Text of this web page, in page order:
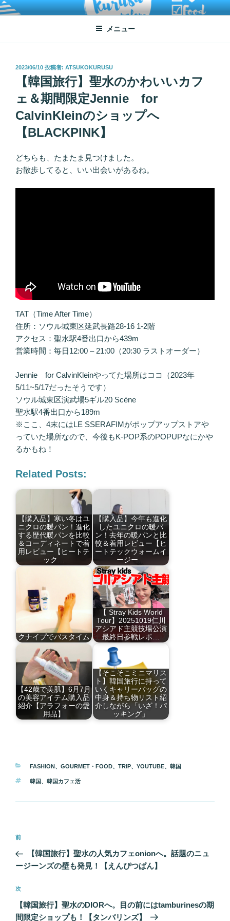
コ
ン
ン
ATSUKO KURUSU SALONE
written by Atsuko Kurusu
メニュー
投
2023/06/10 投稿者: ATSUKOKURUSU
【韓国旅行】聖水のかわいいカフ
ェ＆期間限定Jennie for
CalvinKleinのショップへ
【BLACKPINK】
どちらも、たまたま見つけました。
お散歩してると、いい出会いがあるね。
TAT（Time After Time）
住所：ソウル城東区延武長路28-16 1-2階
アクセス：聖水駅4番出口から439m
営業時間：毎日12:00 – 21:00（20:30 ラストオーダー）
Jennie for CalvinKleinやってた場所はココ（2023年
5/11~5/17だったそうです）
ソウル城東区演武場5ギル20 Scène
聖水駅4番出口から189m
※ここ、4末にはLE SSERAFIMがポップアップストアや
っていた場所なので、今後もK-POP系のPOPUPなにかや
るかもね！
Related Posts:
【購入品】寒い冬はユ
ニクロの暖パン！進化
する歴代暖パンを比較
＆コーディネートで着
用レビュー【ヒートテ
ック…
【購入品】今年も進化
したユニクロの暖パ
ン！去年の暖パンと比
較＆着用レビュー【ヒ
ートテックウォームイ
ージー…
クナイプでバスタイム
【 Stray Kids World
Tour】20251019仁川
アシアド主競技場公演
最終日参戦レポ…
【42歳で美肌】6月7月
の美容アイテム購入品
紹介【アラフォーの愛
用品】
【そこそこミニマリス
ト】韓国旅行に持って
いくキャリーバッグの
中身＆持ち物リスト紹
介しながら「いざ！パ
ッキング」
カ
ゴ
ー
FASHION、 GOURMET・FOOD、 TRIP、 YOUTUBE、 韓国
タ
韓国 、 韓国カフェ活
投
ナ
ゲ
ー
シ
前
の
投
前
【韓国旅行】聖水の人気カフェonionへ。話題のニュ
ージーンズの壁も発見！【えんぴつぱん】
次
の
投
次
【韓国旅行】聖水のDIORへ。目の前にはtamburinesの期
間限定ショップも！【タンバリンズ】